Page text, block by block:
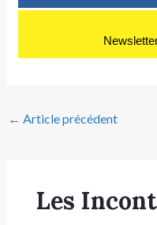
← Article précédent
Les